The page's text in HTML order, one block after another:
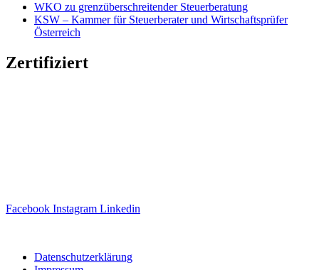
WKO zu grenzüberschreitender Steuerberatung
KSW – Kammer für Steuerberater und Wirtschaftsprüfer
Österreich
Zertifiziert
Facebook Instagram Linkedin
Datenschutzerklärung